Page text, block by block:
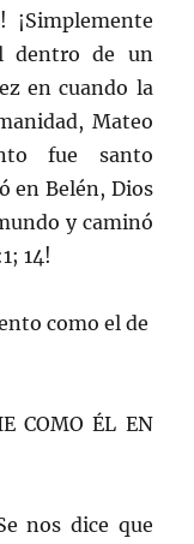
¡Simplemente
dentro de un
en cuando la
Mateo
fue santo
en Belén, Dios
y caminó
14!
como el de
COMO ÉL EN
nos dice que